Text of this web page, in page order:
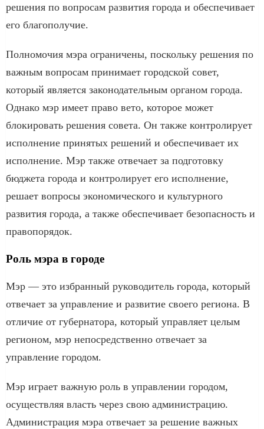
решения по вопросам развития города и обеспечивает
его благополучие.
Полномочия мэра ограничены, поскольку решения по
важным вопросам принимает городской совет,
который является законодательным органом города.
Однако мэр имеет право вето, которое может
блокировать решения совета. Он также контролирует
исполнение принятых решений и обеспечивает их
исполнение. Мэр также отвечает за подготовку
бюджета города и контролирует его исполнение,
решает вопросы экономического и культурного
развития города, а также обеспечивает безопасность и
правопорядок.
Роль мэра в городе
Мэр — это избранный руководитель города, который
отвечает за управление и развитие своего региона. В
отличие от губернатора, который управляет целым
регионом, мэр непосредственно отвечает за
управление городом.
Мэр играет важную роль в управлении городом,
осуществляя власть через свою администрацию.
Администрация мэра отвечает за решение важных